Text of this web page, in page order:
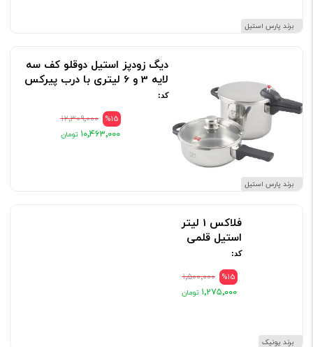
برند پارس استیل
برند پارس استیل
دیگ زودپز استیل دوقلو کف سه
لایه 3 و 6 لیتری با درب پیرکس
کد:
%15 ۱۲٬۳۰۹٬۰۰۰
۱۰٬۴۶۳٬۰۰۰
برند یونیک
فلاکس 1 لیتر
استیل قلمی
کد:
%15 ۱٬۵۰۰٬۰۰۰
۱٬۲۷۵٬۰۰۰